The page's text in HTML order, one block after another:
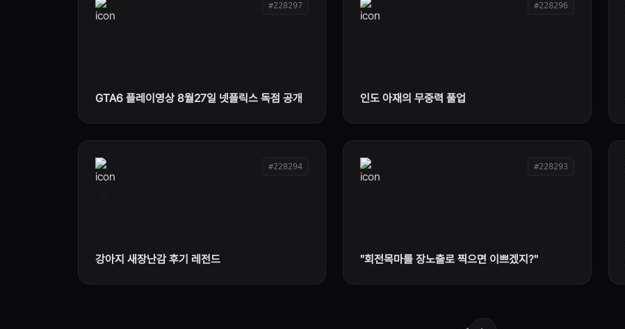
#228297
GTA6 플레이영상 8월27일 넷플릭스 독점 공개
#228296
인도 아재의 무중력 풀업
#228294
강아지 새장난감 후기 레전드
#228293
"회전목마를 장노출로 찍으면 이쁘겠지?"